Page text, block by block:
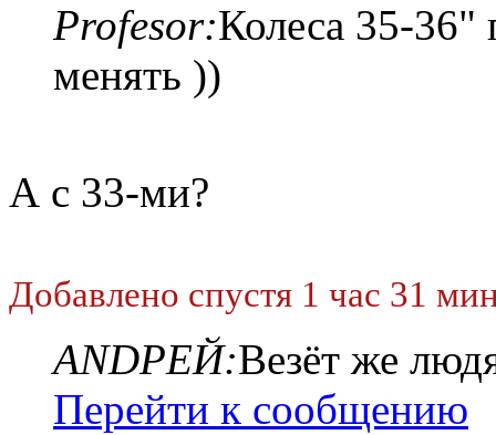
Profesor:Колеса 35-
менять ))
А с 33-ми?
Добавлено спустя 1 час 31
ANDРЕЙ:Везёт же
Перейти к сообщению